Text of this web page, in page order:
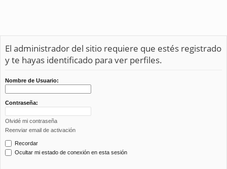
El administrador del sitio requiere que estés registrado
y te hayas identificado para ver perfiles.
Nombre de Usuario:
Contraseña:
Olvidé mi contraseña
Reenviar email de activación
Recordar
Ocultar mi estado de conexión en esta sesión